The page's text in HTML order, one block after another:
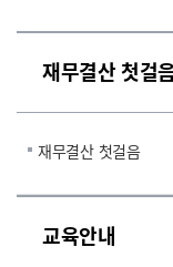
재무결산 첫걸
재무결산 첫걸음
교육안내